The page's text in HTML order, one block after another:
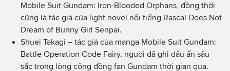
Mobile Suit Gundam: Iron-Blooded Orphans, đồng thời
cũng là tác giả của light novel nổi tiếng Rascal Does Not
Dream of Bunny Girl Senpai.
Shuei Takagi – tác giả của manga Mobile Suit Gundam:
Battle Operation Code Fairy, người đã ghi dấu ấn sâu
sắc trong lòng cộng đồng fan Gundam thời gian qua.